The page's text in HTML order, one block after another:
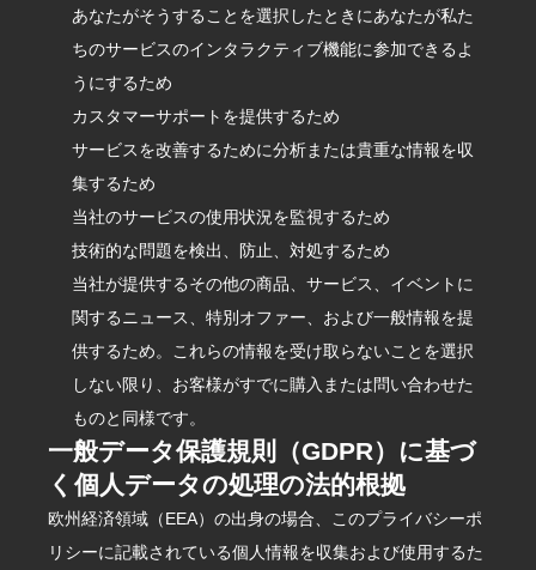
あなたがそうすることを選択したときにあなたが私た
ちのサービスのインタラクティブ機能に参加できるよ
うにするため
カスタマーサポートを提供するため
サービスを改善するために分析または貴重な情報を収
集するため
当社のサービスの使用状況を監視するため
技術的な問題を検出、防止、対処するため
当社が提供するその他の商品、サービス、イベントに
関するニュース、特別オファー、および一般情報を提
供するため。これらの情報を受け取らないことを選択
しない限り、お客様がすでに購入または問い合わせた
ものと同様です。
一般データ保護規則（GDPR）に基づ
く個人データの処理の法的根拠
欧州経済領域（EEA）の出身の場合、このプライバシーポ
リシーに記載されている個人情報を収集および使用するた